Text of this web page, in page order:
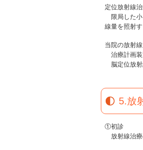
定位放射線
限局した小
線量を照射
当院の放射
治療計画
脳定位放
5.放
①初診
放射線治療